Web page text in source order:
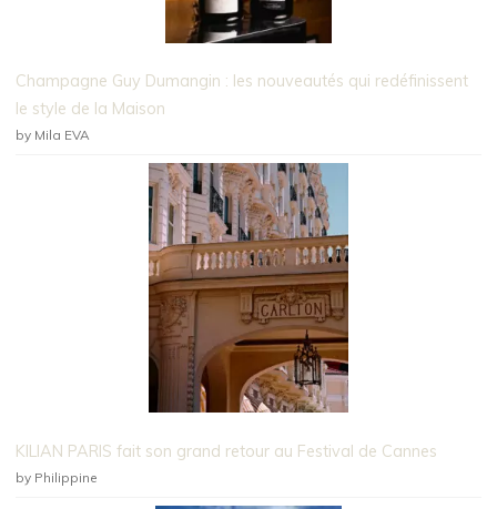
Champagne Guy Dumangin : les nouveautés qui redéfinissent
le style de la Maison
by Mila EVA
KILIAN PARIS fait son grand retour au Festival de Cannes
by Philippine